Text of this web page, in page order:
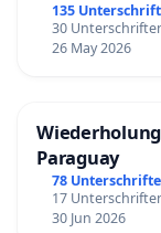
135
30
26 May 2026
Paraguay
78
17
30 Jun 2026